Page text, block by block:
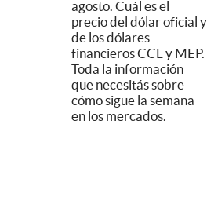
agosto. Cuál es el
precio del dólar oficial y
de los dólares
financieros CCL y MEP.
Toda la información
que necesitás sobre
cómo sigue la semana
en los mercados.